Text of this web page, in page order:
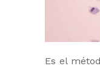
Es el